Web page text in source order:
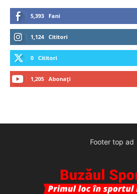
5,393 Fani
1,124 Cititori
0 Cititori
1,205 Abonați
Footer top ad